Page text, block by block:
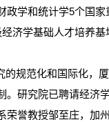
学和统计学5个国
济学基础人才培养基
规范化和国际化，
研究院已聘请经济
誉教授邹至庄，加